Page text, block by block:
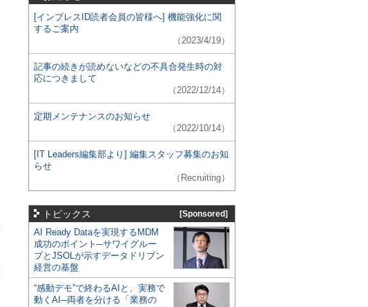
[インプレスID読者会員の皆様へ] 機能強化に関
するご案内
（2023/4/19）
記事の続きが読めないなどの不具合発生時の対
応につきまして
（2022/12/14）
定期メンテナンスのお知らせ
（2022/10/14）
[IT Leaders編集部より] 編集スタッフ募集のお知
らせ
（Recruiting）
トピックス [Sponsored]
AI Ready Dataを実現するMDM
成功のポイント─サワイグルー
プとJSOLが示すデータドリブン
経営の基盤
“感動デモ”で終わるAIと、実務で
動くAI─両者を分ける「業務の